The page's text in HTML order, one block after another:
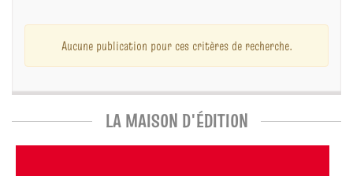
Aucune publication pour ces critères de recherche.
LA MAISON D'ÉDITION